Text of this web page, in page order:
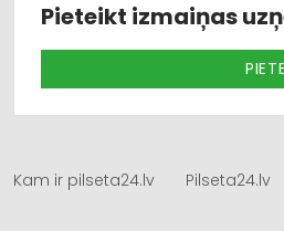
Pieteikt izmaiņas
Kam ir pilseta24.lv Pilseta24.lv